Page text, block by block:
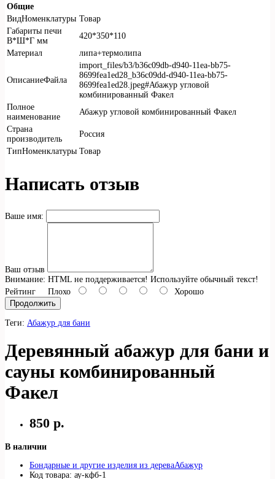
Общие
ВидНоменклатуры Товар
Габариты печи
В*Ш*Г мм
420*350*110
Материал
липа+термолипа
ОписаниеФайла
import_files/b3/b36c09db-d940-11ea-bb75-
8699fea1ed28_b36c09dd-d940-11ea-bb75-
8699fea1ed28.jpeg#Абажур угловой
комбинированный Факел
Полное
наименование
Абажур угловой комбинированный Факел
Страна
производитель
Россия
ТипНоменклатуры Товар
Написать отзыв
Ваше имя:
Ваш отзыв
Внимание: HTML не поддерживается! Используйте обычный текст!
Рейтинг Плохо
Хорошо
Продолжить
Теги: Абажур для бани
Деревянный абажур для бани и
сауны комбинированный
Факел
850 р.
В наличии
Бондарные и другие изделия из дереваАбажур
Код товара: ау-кфб-1